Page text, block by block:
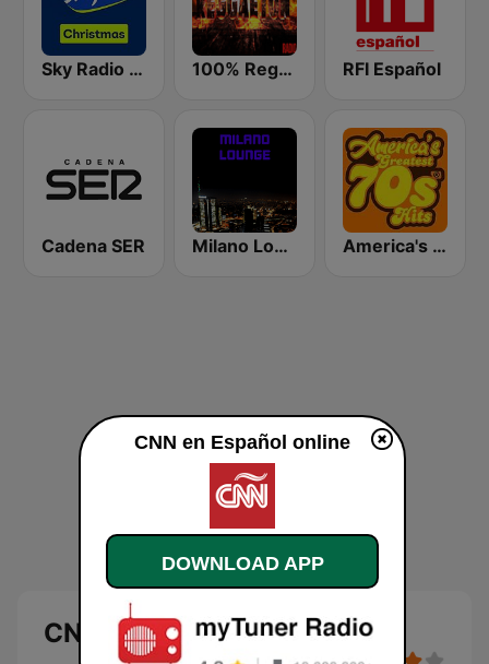
Sky Radio Christmas 100% Reggaeton Radio RFI Español
Cadena SER Milano Lounge America's Greatest 70s Hits
CNN en Español
CNN en Español online
DOWNLOAD APP